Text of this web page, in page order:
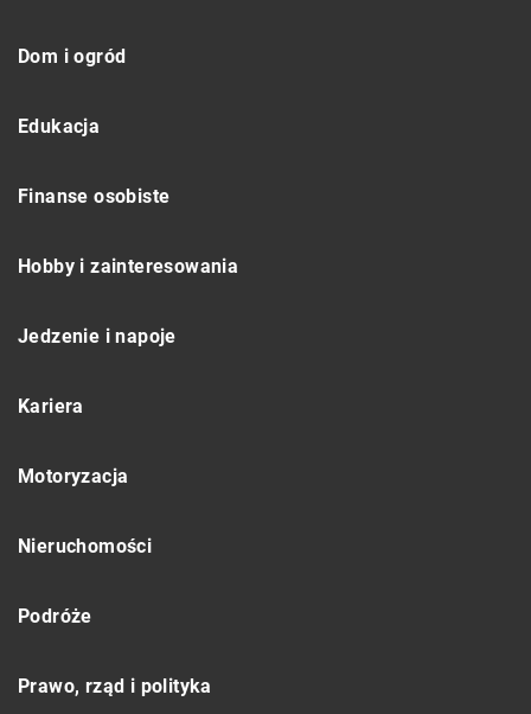
Dom i ogród
Edukacja
Finanse osobiste
Hobby i zainteresowania
Jedzenie i napoje
Kariera
Motoryzacja
Nieruchomości
Podróże
Prawo, rząd i polityka